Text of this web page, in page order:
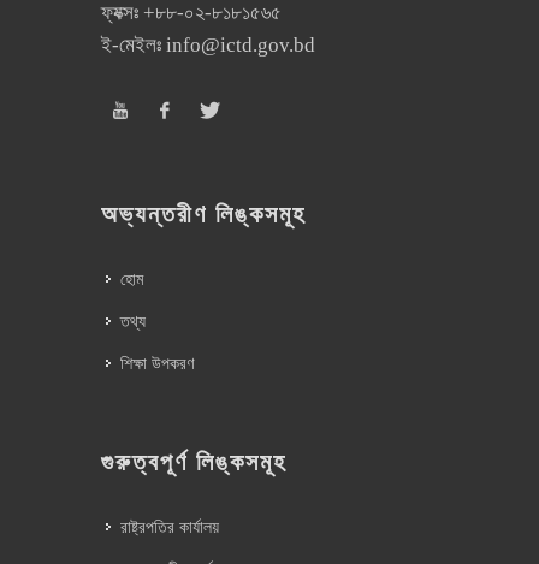
ফ্যক্সঃ +৮৮-০২-৮১৮১৫৬৫
ই-মেইলঃ info@ictd.gov.bd
অভ্যন্তরীণ লিঙ্কসমূহ
হোম
তথ্য
শিক্ষা উপকরণ
গুরুত্বপূর্ণ লিঙ্কসমূহ
রাষ্ট্রপতির কার্যালয়